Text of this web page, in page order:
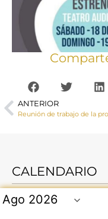
ANTERIOR
CALENDARIO